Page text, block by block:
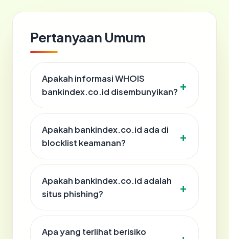
Pertanyaan Umum
Apakah informasi WHOIS
bankindex.co.id disembunyikan?
Apakah bankindex.co.id ada di
blocklist keamanan?
Apakah bankindex.co.id adalah
situs phishing?
Apa yang terlihat berisiko